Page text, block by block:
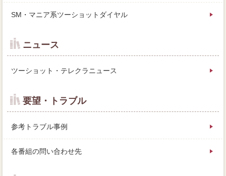
SM・マニア系ツーショットダイヤル
ニュース
ツーショット・テレクラニュース
要望・トラブル
参考トラブル事例
各番組の問い合わせ先